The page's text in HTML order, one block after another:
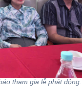
tham gia lễ phát động.